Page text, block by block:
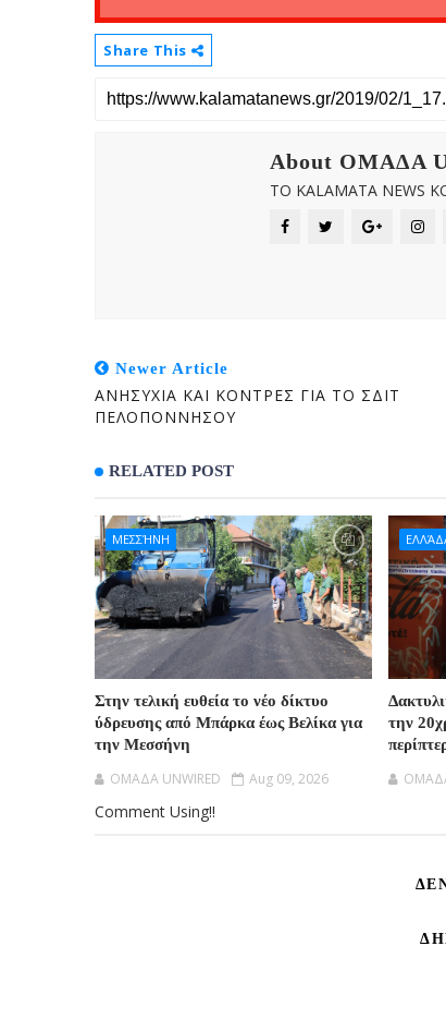
Share This
About OMAΔΑ
ΤΟ KALAMATA
Newer Article
ΑΝΗΣΥΧΙΑ ΚΑΙ ΚΟΝΤΡΕΣ ΓΙΑ ΤΟ ΣΔΙΤ
ΠΕΛΟΠΟΝΝΗΣΟΥ
RELATED POST
ΜΕΣΣΉΝΗ
Στην τελική ευθεία το νέο δίκτυο
ύδρευσης από Μπάρκα έως Βελίκα για
την Μεσσήνη
OMAΔΑ UNWIRED Aug 09, 2026
την
Comment Using!!